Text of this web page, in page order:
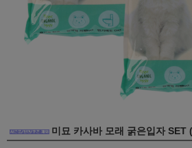
미묘 카사바 모래 굵은입자 SET